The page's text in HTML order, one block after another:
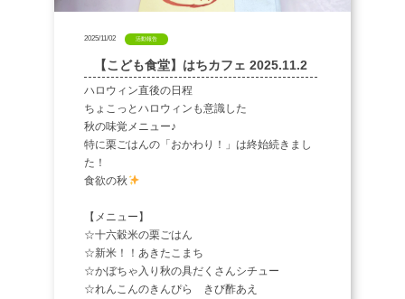
2025/11/02 活動報告
【こども食堂】はちカフェ 2025.11.2
ハロウィン直後の日程
ちょこっとハロウィンも意識した
秋の味覚メニュー♪
特に栗ごはんの「おかわり！」は終始続きまし
た！
食欲の秋
【メニュー】
☆十六穀米の栗ごはん
☆新米！！あきたこまち
☆かぼちゃ入り秋の具だくさんシチュー
☆れんこんのきんぴら きび酢あえ